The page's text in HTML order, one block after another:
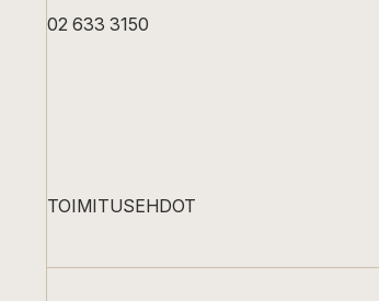
02 633 3150
TOIMITUSEHDOT